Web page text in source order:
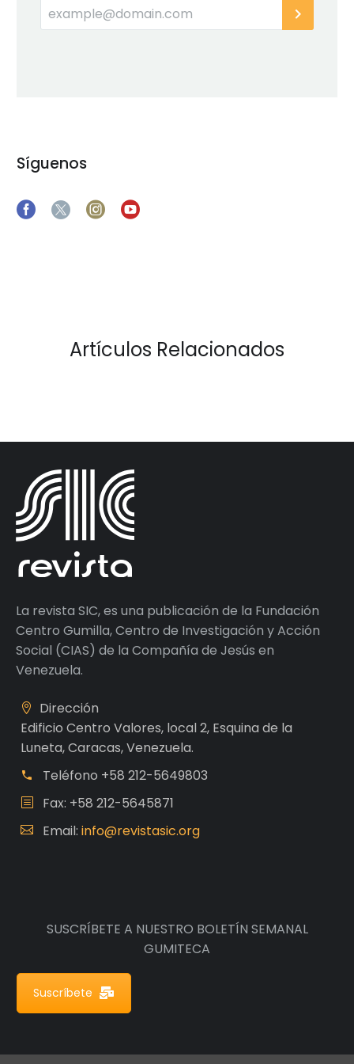
Síguenos
Artículos Relacionados
La revista SIC, es una publicación de la Fundación
Centro Gumilla, Centro de Investigación y Acción
Social (CIAS) de la Compañía de Jesús en
Venezuela.
Dirección
Edificio Centro Valores, local 2, Esquina de la
Luneta, Caracas, Venezuela.
Teléfono +58 212-5649803
Fax: +58 212-5645871
Email: info@revistasic.org
SUSCRÍBETE A NUESTRO BOLETÍN SEMANAL
GUMITECA
Suscríbete